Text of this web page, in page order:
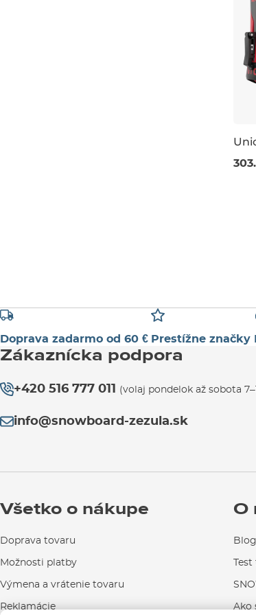
Doprava zadarmo od 60 € Prestížne značky
Zákaznícka podpora
+420 516 777 011 (volaj pondelok až sobota
info@snowboard-zezula.sk
Všetko o nákupe
Doprava tovaru
Možnosti platby
Výmena a vrátenie tovaru
Reklamácie
O
Blog
Test
Ako